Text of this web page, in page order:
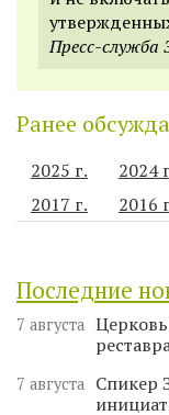
Пресс-служба
Ранее
2025 г. 2024
2017 г.
2016
Последние
7 августа
7 августа
Спикер